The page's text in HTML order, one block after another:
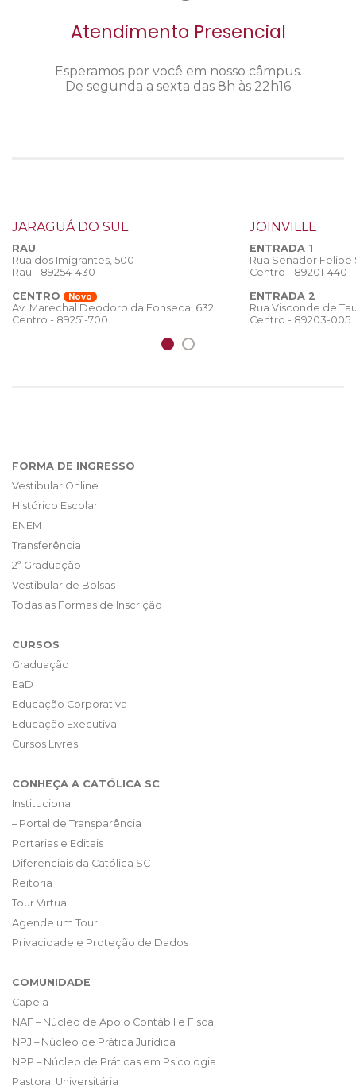
Atendimento Presencial
Esperamos por você em nosso câmpus.
De segunda a sexta das 8h às 22h16
JARAGUÁ DO SUL
RAU
Rua dos Imigrantes, 500
Rau - 89254-430
CENTRO
Novo
Av. Marechal Deodoro da Fonseca, 632
Centro - 89251-700
JOINVILLE
ENTRADA 1
Rua Senador
Centro - 89201-440
ENTRADA 2
Rua Visconde de
Centro - 89203-005
FORMA DE INGRESSO
Vestibular Online
Histórico Escolar
ENEM
Transferência
2ª Graduação
Vestibular de Bolsas
Todas as Formas de Inscrição
CURSOS
Graduação
EaD
Educação Corporativa
Educação Executiva
Cursos Livres
CONHEÇA A CATÓLICA SC
Institucional
– Portal de Transparência
Portarias e Editais
Diferenciais da Católica SC
Reitoria
Tour Virtual
Agende um Tour
Privacidade e Proteção de Dados
COMUNIDADE
Capela
NAF – Núcleo de Apoio Contábil e Fiscal
NPJ – Núcleo de Prática Jurídica
NPP – Núcleo de Práticas em Psicologia
Pastoral Universitária